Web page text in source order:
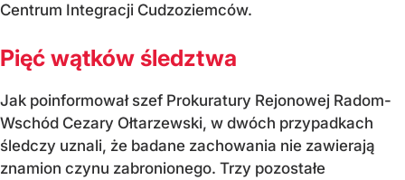
Centrum Integracji Cudzoziemców.
Pięć wątków śledztwa
Jak poinformował szef Prokuratury Rejonowej Radom-
Wschód Cezary Ołtarzewski, w dwóch przypadkach
śledczy uznali, że badane zachowania nie zawierają
znamion czynu zabronionego. Trzy pozostałe